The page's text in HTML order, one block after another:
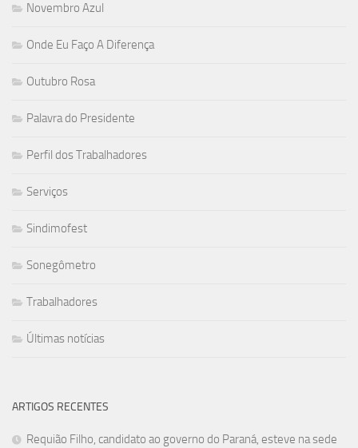
Novembro Azul
Onde Eu Faço A Diferença
Outubro Rosa
Palavra do Presidente
Perfil dos Trabalhadores
Serviços
Sindimofest
Sonegômetro
Trabalhadores
Últimas notícias
ARTIGOS RECENTES
Requião Filho, candidato ao governo do Paraná, esteve na sede